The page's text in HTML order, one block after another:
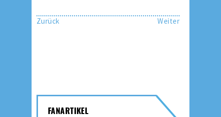
Zurück Weiter
FANARTIKEL